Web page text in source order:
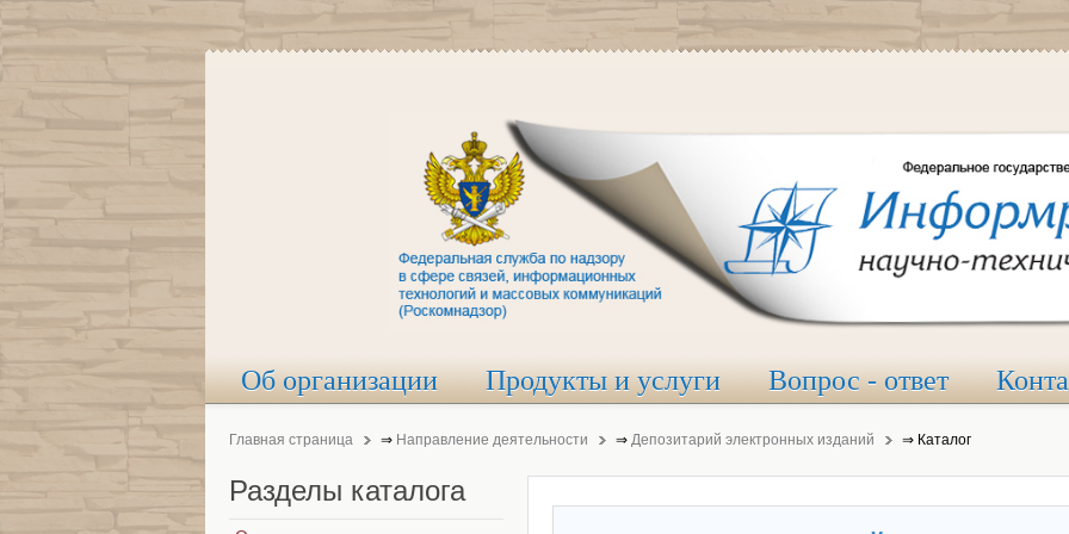
Об организации Продукты и услуги Вопрос - ответ
Главная страница ⇒ Направление деятельности ⇒ Депозитарий электронных изданий ⇒ Каталог
Разделы каталога